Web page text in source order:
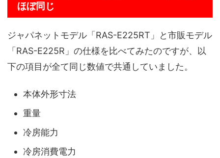
ほぼ同じ
ジャパネットモデル「RAS-E225RT」と市販モデル
「RAS-E225R」の仕様を比べてみたのですが、以
下の項目が全て同じ数値で共通していました。
本体外形寸法
重量
冷房能力
冷房消費電力